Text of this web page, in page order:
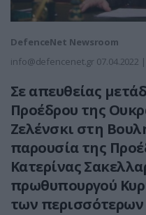
DefenceNet Newsroom
info@defencenet.gr 07.04.2022
Σε απευθείας
Προέδρου της
Ζελένσκι στη
παρουσία της
Κατερίνας
πρωθυπουργού
των